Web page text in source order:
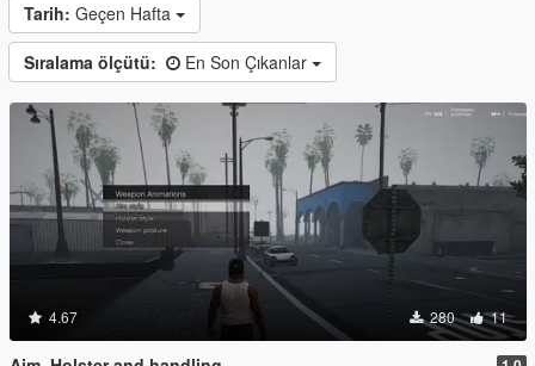
Tarih: Geçen Hafta
Sıralama ölçütü: En Son Çıkanlar
4.67 280 11